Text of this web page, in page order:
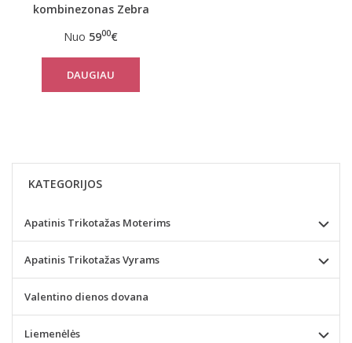
kombinezonas Zebra
Nuo 5900€
DAUGIAU
KATEGORIJOS
Apatinis Trikotažas Moterims
Apatinis Trikotažas Vyrams
Valentino dienos dovana
Liemenėlės